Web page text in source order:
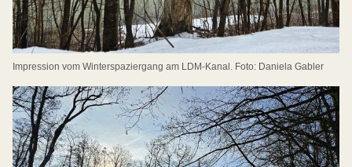
Impression vom Winterspaziergang am LDM-Kanal. Foto: Daniela Gabler